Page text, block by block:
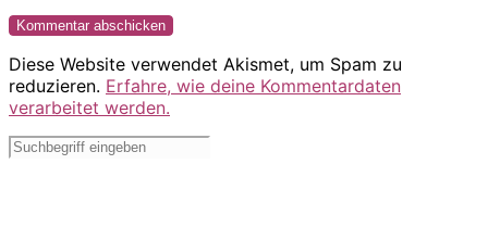
Diese Website verwendet Akismet, um Spam zu
reduzieren. Erfahre, wie deine Kommentardaten
verarbeitet werden.